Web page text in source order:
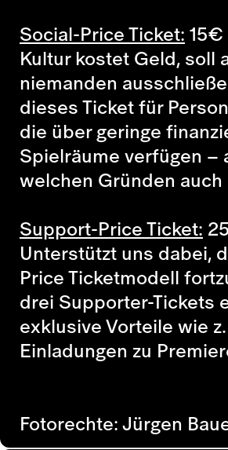
Social-Price Ticket:15€
Kultur kostet Geld, soll
niemanden
dieses Ticket für
die über geringe
Spielräume verfügen –
welchen Gründen auch
Support-Price Ticket: 25
Unterstützt uns dabei,
Price Ticketmodell
drei Supporter-Tickets
exklusive Vorteile wie
Einladungen zu
Fotorechte: Jürgen